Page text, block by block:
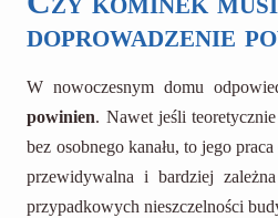
doprowadzenie
W nowoczesnym domu
powinien. Nawet jeśli
bez osobnego kanału, to jego
przewidywalna i bardziej
przypadkowych nieszczelności